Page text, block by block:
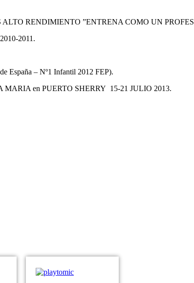
RENDIMIENTO ”ENTRENA COMO UN
2011.
España – Nº1 Infantil 2012 FEP).
en PUERTO SHERRY 15-21 JULIO 2013.